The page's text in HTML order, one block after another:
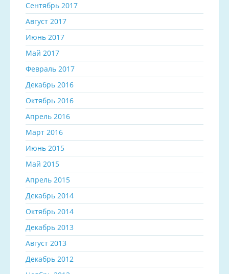
Сентябрь 2017
Август 2017
Июнь 2017
Май 2017
Февраль 2017
Декабрь 2016
Октябрь 2016
Апрель 2016
Март 2016
Июнь 2015
Май 2015
Апрель 2015
Декабрь 2014
Октябрь 2014
Декабрь 2013
Август 2013
Декабрь 2012